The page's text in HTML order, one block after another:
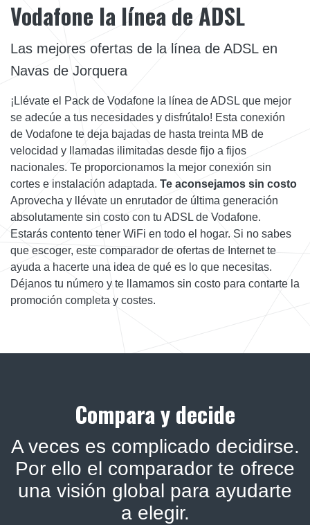
Vodafone la línea de ADSL
Las mejores ofertas de la línea de ADSL en
Navas de Jorquera
¡Llévate el Pack de Vodafone la línea de ADSL que mejor
se adecúe a tus necesidades y disfrútalo! Esta conexión
de Vodafone te deja bajadas de hasta treinta MB de
velocidad y llamadas ilimitadas desde fijo a fijos
nacionales. Te proporcionamos la mejor conexión sin
cortes e instalación adaptada. Te aconsejamos sin costo
Aprovecha y llévate un enrutador de última generación
absolutamente sin costo con tu ADSL de Vodafone.
Estarás contento tener WiFi en todo el hogar. Si no sabes
que escoger, este comparador de ofertas de Internet te
ayuda a hacerte una idea de qué es lo que necesitas.
Déjanos tu número y te llamamos sin costo para contarte la
promoción completa y costes.
Compara y decide
A veces es complicado decidirse.
Por ello el comparador te ofrece
una visión global para ayudarte
a elegir.